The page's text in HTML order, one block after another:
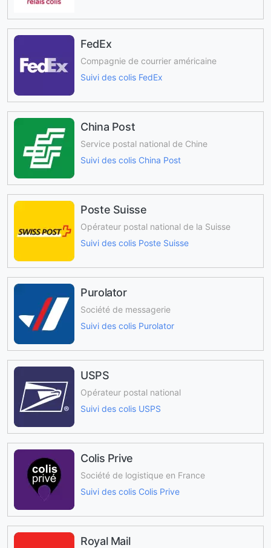
FedEx
Compagnie de courrier américaine
Suivi des colis FedEx
China Post
Service postal national de Chine
Suivi des colis China Post
Poste Suisse
Opérateur postal national de la Suisse
Suivi des colis Poste Suisse
Purolator
Société de messagerie
Suivi des colis Purolator
USPS
Opérateur postal national
Suivi des colis USPS
Colis Prive
Société de logistique en France
Suivi des colis Colis Prive
Royal Mail